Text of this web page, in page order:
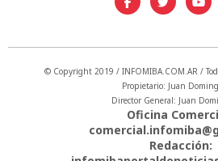
© Copyright 2019 / INFOMIBA.COM.AR /
Propietario: Juan
Director General: Juan
Oficina
Redacción: